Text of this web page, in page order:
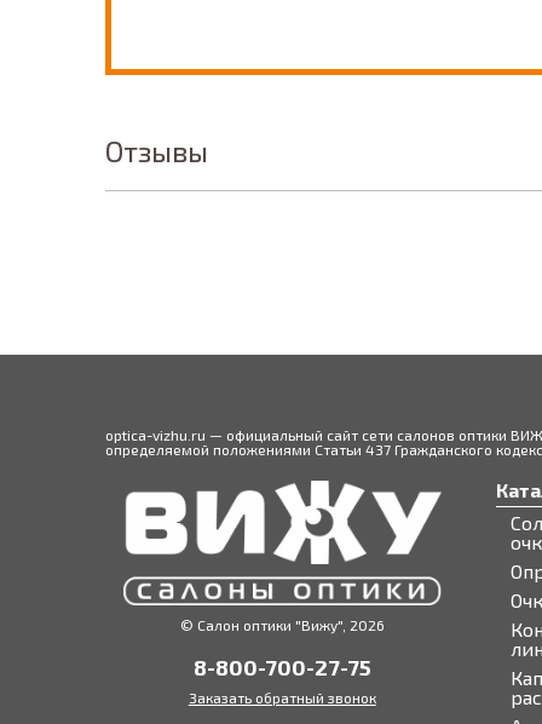
Отзывы
optica-vizhu.ru — официальный сайт сети салонов оптики
определяемой положениями Статьи 437 Гражданского
© Салон оптики "Вижу", 2026
8-800-700-27-75
Заказать обратный звонок